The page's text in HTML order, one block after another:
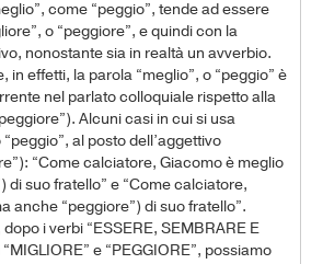
come “peggio”, tende ad essere
o “peggiore”, e quindi con la
nonostante sia in realtà un avverbio.
in effetti, la parola “meglio”, o “peggio” è
nel parlato colloquiale rispetto alla
Alcuni casi in cui si usa
“peggio”, al posto dell’aggettivo
“Come calciatore, Giacomo è meglio
di suo fratello” e “Come calciatore,
anche “peggiore”) di suo fratello”.
i verbi “ESSERE, SEMBRARE E
e “PEGGIORE”, possiamo